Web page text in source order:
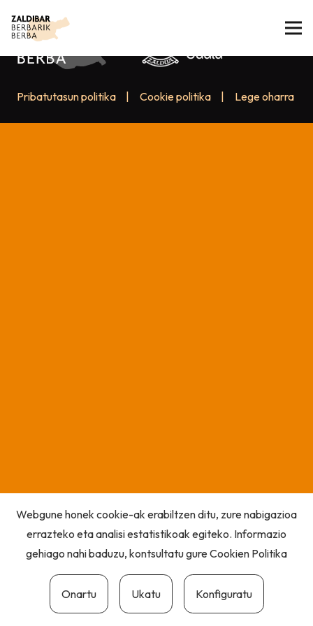
Pribatutasun politika Cookie politika Lege oharra
Webgune honek cookie-ak erabiltzen ditu, zure nabigazioa
errazteko eta analisi estatistikoak egiteko. Informazio
gehiago nahi baduzu, kontsultatu gureCookien Politika
Onartu Ukatu Konfiguratu